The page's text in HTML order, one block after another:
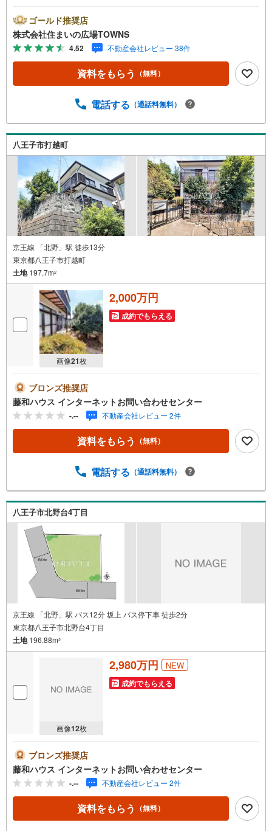
に立地しています。売地をお探しの方におすすめの土地で
す。
ゴールド推奨店
株式会社住まいの広場TOWNS
4.52 不動産会社レビュー 38件
資料をもらう （無料）
電話する （通話料無料）
八王子市打越町
京王線 「北野」駅 徒歩13分
東京都八王子市打越町
土地197.7m2
画像21枚
2,000万円
成約でもらえる
ブロンズ推奨店
藤和ハウス インターネットお問い合わせセンター
-.-- 不動産会社レビュー 2件
資料をもらう （無料）
電話する （通話料無料）
八王子市北野台4丁目
京王線 「北野」駅 バス12分 坂上 バス停下車 徒歩2分
東京都八王子市北野台4丁目
土地196.88m2
画像12枚
2,980万円 NEW
成約でもらえる
ブロンズ推奨店
藤和ハウス インターネットお問い合わせセンター
-.-- 不動産会社レビュー 2件
資料をもらう （無料）